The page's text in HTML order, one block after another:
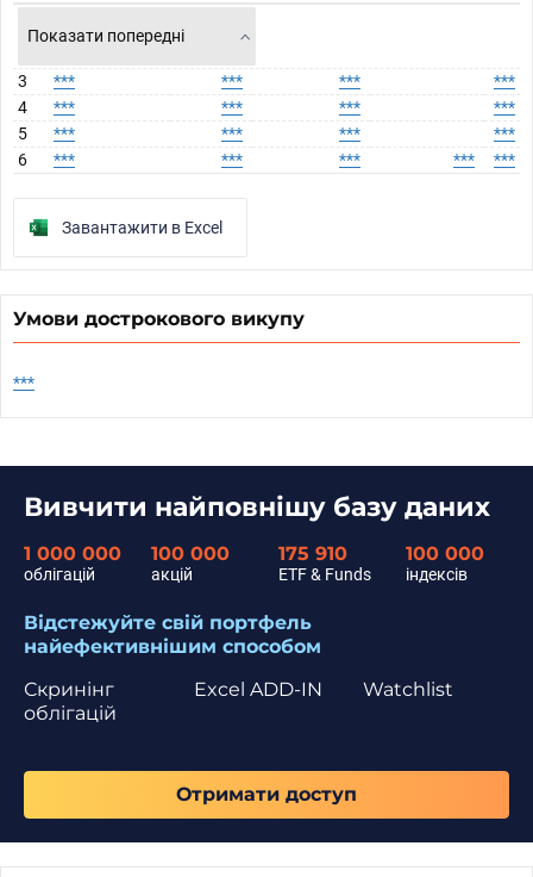
Показати попередні
3 *** *** ***
***
4
*** *** ***
***
5
*** *** ***
***
6
*** *** *** *** ***
Завантажити в Excel
Умови дострокового викупу
***
Вивчити найповнішу базу даних
1 000 000
облігацій
100 000
акцій
175 910
ETF & Funds
100 000
індексів
Відстежуйте свій портфель
найефективнішим способом
Скринінг
облігацій
Watchlist
Excel ADD-IN
Отримати доступ